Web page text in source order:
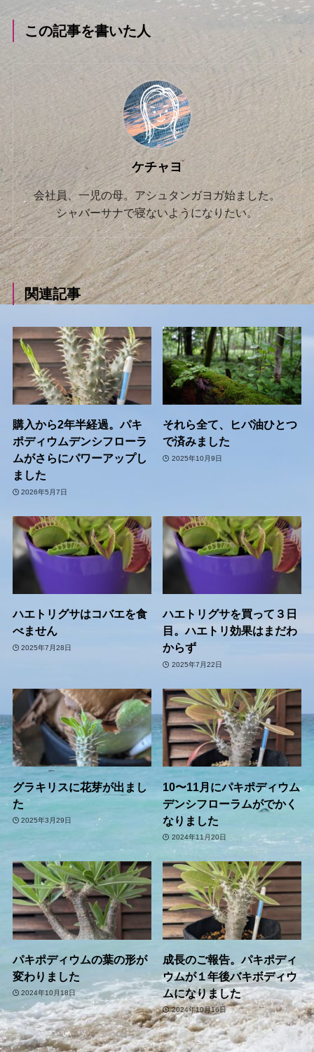
この記事を書いた人
ケチャヨ
会社員、一児の母。アシュタンガヨガ始ました。
シャバーサナで寝ないようになりたい。
関連記事
購入から2年半経過。パキ
ポディウムデンシフローラ
ムがさらにパワーアップし
ました
2026年5月7日
それら全て、ヒバ油ひとつ
で済みました
2025年10月9日
ハエトリグサはコバエを食
べません
2025年7月28日
ハエトリグサを買って３日
目。ハエトリ効果はまだわ
からず
2025年7月22日
グラキリスに花芽が出まし
た
2025年3月29日
10〜11月にパキポディウム
デンシフローラムがでかく
なりました
2024年11月20日
パキポディウムの葉の形が
変わりました
2024年10月18日
成長のご報告。パキポディ
ウムが１年後バキボディウ
ムになりました
2024年10月16日